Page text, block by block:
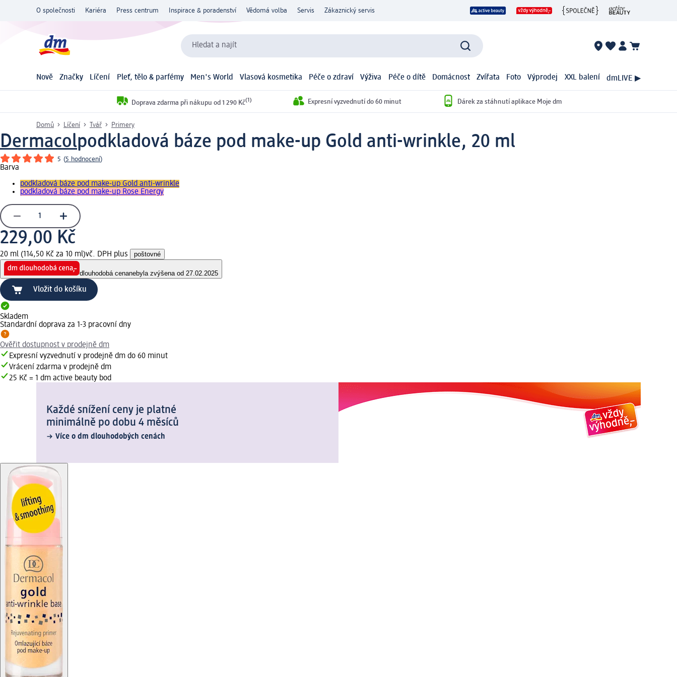
O společnosti Kariéra Press centrum Inspirace & poradenství Vědomá volba Servis Zákaznický servis
Hledat a najít
Nově Značky Líčení Pleť, tělo & parfémy Men's World Vlasová kosmetika Péče o zdraví Výživa Péče o dítě Domácnost Zvířata Foto Výprodej XXL balení dmLIVE ▶
Doprava zdarma při nákupu od 1 290 Kč(1) Expresní vyzvednutí do 60 minut Dárek za stáhnutí aplikace Moje dm
Domů Líčení Tvář Primery
Dermacolpodkladová báze pod make-up Gold anti-wrinkle, 20 ml
5 (5 hodnocení)
Barva
podkladová báze pod make-up Gold anti-wrinkle
podkladová báze pod make-up Rose Energy
229,00 Kč
20 ml (114,50 Kč za 10 ml)vč. DPH plus poštovné
dlouhodobá cenanebyla zvýšena od 27.02.2025
Vložit do košíku
Skladem
Standardní doprava za 1-3 pracovní dny
Ověřit dostupnost v prodejně dm
Expresní vyzvednutí v prodejně dm do 60 minut
Vrácení zdarma v prodejně dm
25 Kč = 1 dm active beauty bod
Každé snížení ceny je platné
minimálně po dobu 4 měsíců
Více o dm dlouhodobých cenách